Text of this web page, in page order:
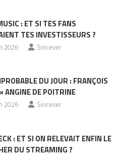
: ET SI TES FANS
TES INVESTISSEURS ?
2026 Sincever
DU JOUR : FRANÇOIS
ANGINE DE POITRINE
2026 Sincever
: ET SI ON RELEVAIT ENFIN LE
DU STREAMING ?